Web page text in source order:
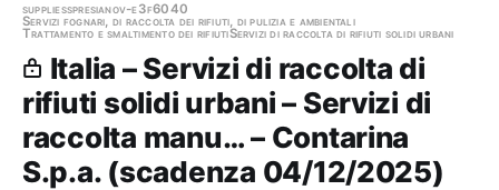
suppliesspresianov-e3f6040
Servizi fognari, di raccolta dei rifiuti, di pulizia e ambientali
Trattamento e smaltimento dei rifiutiServizi di raccolta di rifiuti solidi urbani
Italia – Servizi di raccolta di
rifiuti solidi urbani – Servizi di
raccolta manu… – Contarina
S.p.a. (scadenza 04/12/2025)